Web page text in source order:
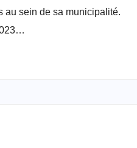
au sein de sa municipalité.